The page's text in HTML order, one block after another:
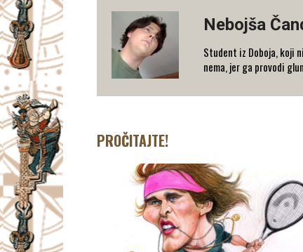
Nebojša
Student iz Doboja, koji
nema, jer ga provodi
PROČITAJTE!